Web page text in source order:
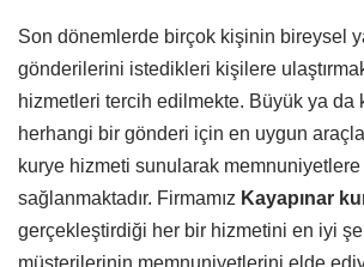
Son dönemlerde birçok kişinin bireysel
gönderilerini istedikleri kişilere
hizmetleri tercih edilmekte. Büyük ya da
herhangi bir gönderi için en uygun
kurye hizmeti sunularak memnuniyetlere
sağlanmaktadır. Firmamız Kayapınar
gerçekleştirdiği her bir hizmetini en iyi